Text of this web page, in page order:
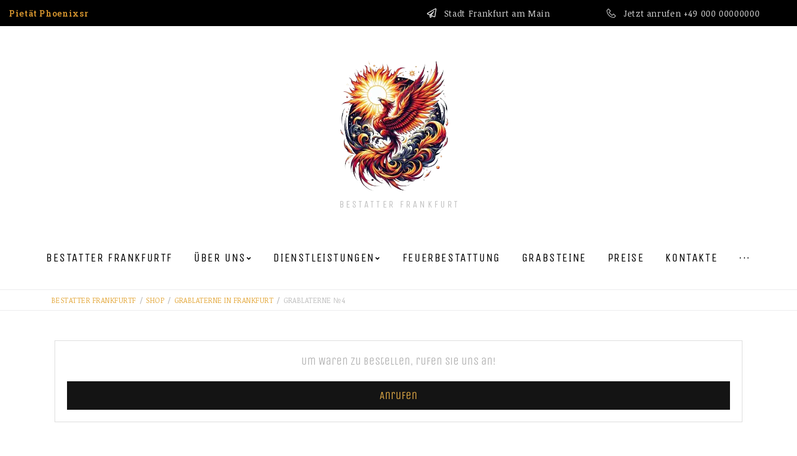
Pietät Phoenixsr Stadt Frankfurt am Main Jetzt anrufen +49 000 00000000
BESTATTER FRANKFURT
BESTATTER FRANKFURT​F ÜBER UNS DIENSTLEISTUNGEN FEUERBESTATTUNG GRABSTEINE PREISE KONTAKTE ···
BESTATTER FRANKFURT​F / SHOP / GRABLATERNE IN FRANKFURT / GRABLATERNE №4
Um Waren zu bestellen, rufen Sie uns an!
Anrufen